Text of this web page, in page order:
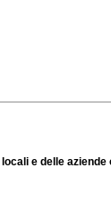
e delle aziende